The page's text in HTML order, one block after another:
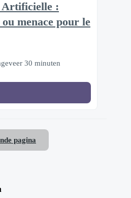
Artificielle :
menace pour le
30 minuten
pagina